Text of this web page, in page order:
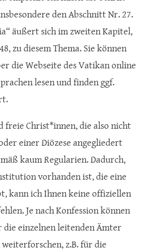
den Abschnitt Nr. 27.
äußert sich im zweiten Kapitel,
zu diesem Thema. Sie können
die Webseite des Vatikan online
lesen und finden ggf.
freie Christ*innen, die also nicht
einer Diözese angegliedert
kaum Regularien. Dadurch,
vorhanden ist, die eine
kann ich Ihnen keine offiziellen
Je nach Konfession können
die einzelnen leitenden Ämter
z.B. für die